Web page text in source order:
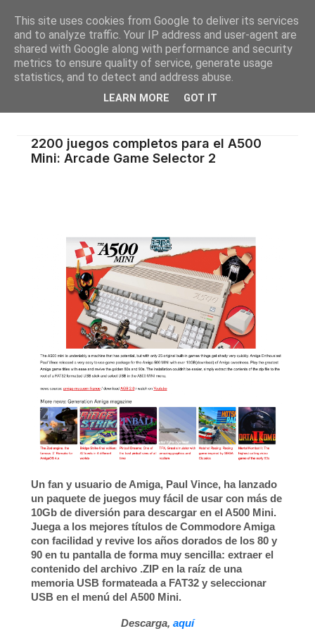
2200 juegos completos para el A500
Mini: Arcade Game Selector 2
Un fan y usuario de Amiga, Paul Vince, ha lanzado
un paquete de juegos muy fácil de usar con más de
10Gb de diversión para descargar en el A500 Mini.
Juega a los mejores títulos de Commodore Amiga
con facilidad y revive los años dorados de los 80 y
90 en tu pantalla de forma muy sencilla: extraer el
contenido del archivo .ZIP en la raíz de una
memoria USB formateada a FAT32 y seleccionar
USB en el menú del A500 Mini.
Descarga, aquí
This site uses cookies from Google to deliver its services
and to analyze traffic. Your IP address and user-agent are
shared with Google along with performance and security
metrics to ensure quality of service, generate usage
statistics, and to detect and address abuse.
LEARN MORE GOT IT